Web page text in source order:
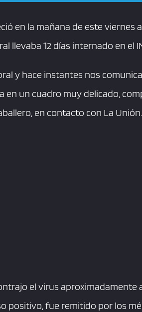
en la mañana de este viernes
llevaba 12 días internado en el
y hace instantes nos
en un cuadro muy delicado,
en contacto con La Unión.
el virus aproximadamente
positivo, fue remitido por los